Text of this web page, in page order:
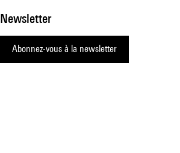
Newsletter
Abonnez-vous à la newsletter